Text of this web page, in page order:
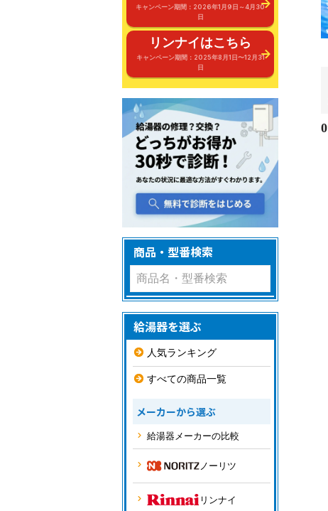
0
キャンペーン期間：2026年1月9日～4月30
日
リンナイはこちら
キャンペーン期間：2025年8月1日〜12月31
日
商品・型番検索
給湯器を選ぶ
人気ランキング
すべての商品一覧
メーカーから選ぶ
給湯器メーカーの比較
ノーリツ
リンナイ